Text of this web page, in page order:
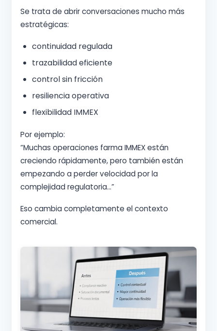
Se trata de abrir conversaciones mucho más
estratégicas:
continuidad regulada
trazabilidad eficiente
control sin fricción
resiliencia operativa
flexibilidad IMMEX
Por ejemplo:
“Muchas operaciones farma IMMEX están
creciendo rápidamente, pero también están
empezando a perder velocidad por la
complejidad regulatoria…”
Eso cambia completamente el contexto
comercial.